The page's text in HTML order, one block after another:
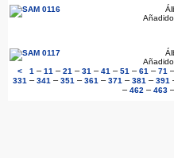
<
1 – 11 – 21 – 31 – 41 – 51 – 61 – 71 –
331 – 341 – 351 – 361 – 371 – 381 – 391
– 462 – 463 –